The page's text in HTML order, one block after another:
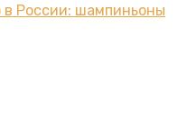
России: шампиньоны